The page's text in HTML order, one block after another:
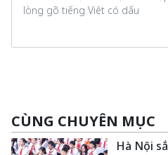
CÙNG CHUYÊN MỤC
Hà Nội